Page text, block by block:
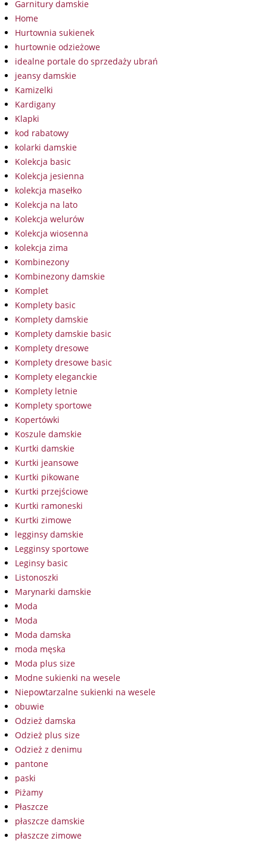
Garnitury damskie
Home
Hurtownia sukienek
hurtownie odzieżowe
idealne portale do sprzedaży ubrań
jeansy damskie
Kamizelki
Kardigany
Klapki
kod rabatowy
kolarki damskie
Kolekcja basic
Kolekcja jesienna
kolekcja masełko
Kolekcja na lato
Kolekcja welurów
Kolekcja wiosenna
kolekcja zima
Kombinezony
Kombinezony damskie
Komplet
Komplety basic
Komplety damskie
Komplety damskie basic
Komplety dresowe
Komplety dresowe basic
Komplety eleganckie
Komplety letnie
Komplety sportowe
Kopertówki
Koszule damskie
Kurtki damskie
Kurtki jeansowe
Kurtki pikowane
Kurtki przejściowe
Kurtki ramoneski
Kurtki zimowe
legginsy damskie
Legginsy sportowe
Leginsy basic
Listonoszki
Marynarki damskie
Moda
Moda
Moda damska
moda męska
Moda plus size
Modne sukienki na wesele
Niepowtarzalne sukienki na wesele
obuwie
Odzież damska
Odzież plus size
Odzież z denimu
pantone
paski
Piżamy
Płaszcze
płaszcze damskie
płaszcze zimowe